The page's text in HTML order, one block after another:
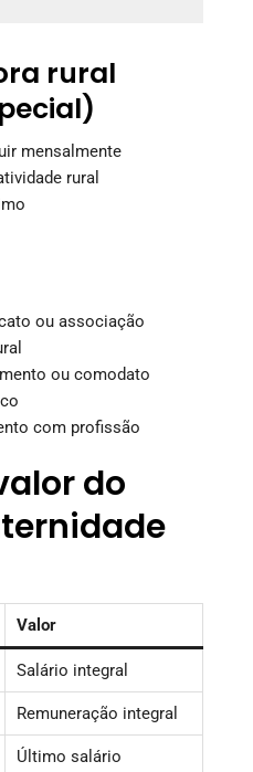
rural
mensalmente
rural
ou associação
ou comodato
com profissão
do
Valor
Salário integral
Remuneração integral
Último salário